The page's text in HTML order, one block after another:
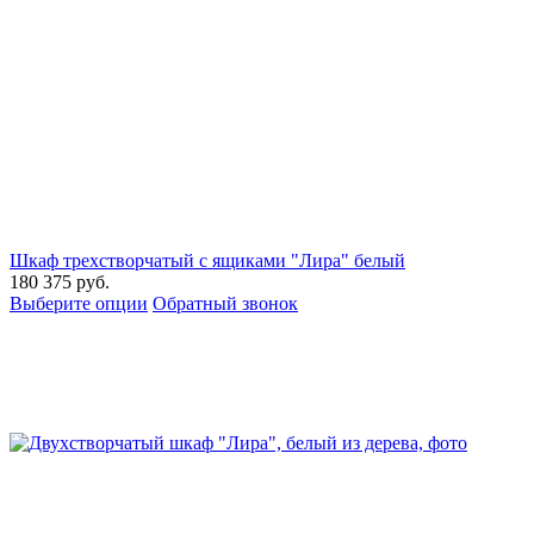
Шкаф трехстворчатый с ящиками "Лира" белый
180 375 руб.
Выберите опции Обратный звонок